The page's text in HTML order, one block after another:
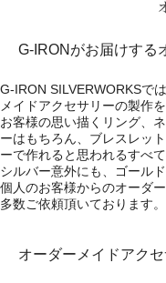
G-IRONがお届けする
G-IRON SILVERWORKSで
メイドアクセサリーの製作
お客様の思い描くリング、
ーはもちろん、ブレスレッ
ーで作れると思われるすべ
シルバー意外にも、ゴール
個人のお客様からのオーダ
多数ご依頼頂いております
オーダーメイドアク